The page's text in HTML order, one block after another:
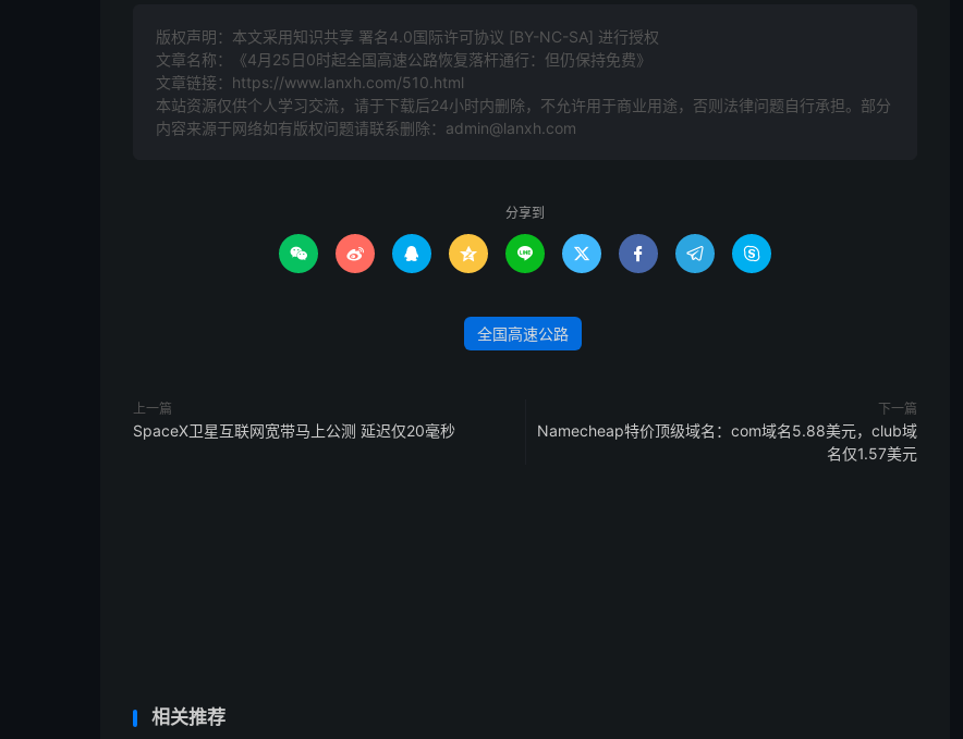
版权声明：本文采用知识共享 署名4.0国际许可协议 [BY-NC-SA] 进行授权
文章名称：《4月25日0时起全国高速公路恢复落杆通行：但仍保持免费》
文章链接： https://www.lanxh.com/510.html
本站资源仅供个人学习交流，请于下载后24小时内删除，不允许用于商业用途，否则法律问题自行承担。部分
内容来源于网络如有版权问题请联系删除：admin@lanxh.com
分享到
        
全国高速公路
上一篇
SpaceX卫星互联网宽带马上公测 延迟仅20毫秒
下一篇
Namecheap特价顶级域名：com域名5.88美元，club域
名仅1.57美元
相关推荐